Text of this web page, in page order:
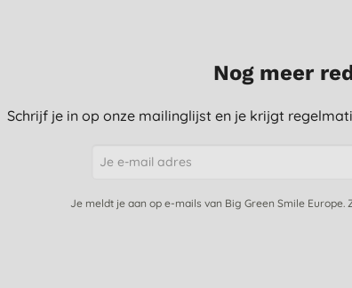
Nog meer
Schrijf je in op onze mailinglijst en je krijgt
Je meldt je aan op e-mails van Big Green Smile Europe.